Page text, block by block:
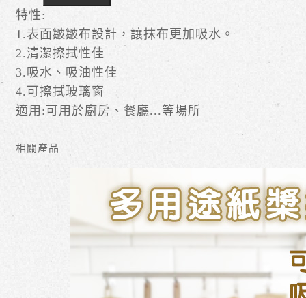
特性:
1.表面皺皺布設計，讓抹布更加吸水。
2.清潔擦拭性佳
3.吸水、吸油性佳
4.可擦拭玻璃窗
適用:可用於廚房、餐廳...等場所
相關產品